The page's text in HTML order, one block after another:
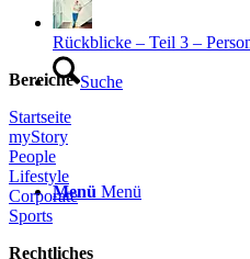
Suche
Menü Menü
Rückblicke – Teil 3 –
Bereiche
Startseite
myStory
People
Lifestyle
Corporate
Sports
Rechtliches